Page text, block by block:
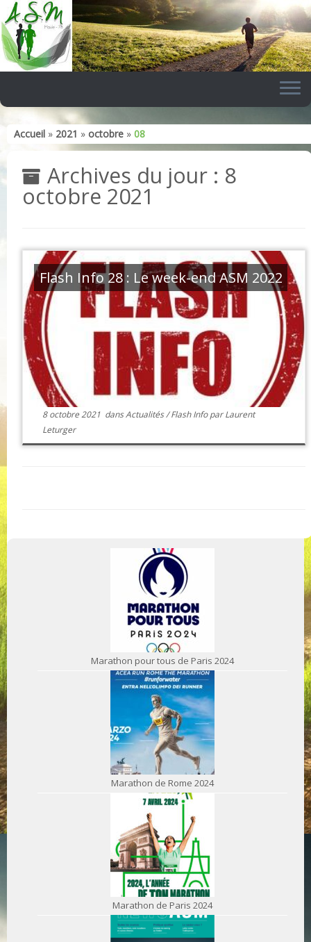
Skip
to
content
Accueil » 2021 » octobre » 08
Archives du jour : 8
octobre 2021
Flash Info 28 : Le week-end ASM 2022
8 octobre 2021 dansActualités/Flash InfoparLaurent
Leturger
Marathon pour tous de Paris 2024
Marathon de Rome 2024
Marathon de Paris 2024